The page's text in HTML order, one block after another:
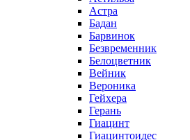
Астра
Бадан
Барвинок
Безвременник
Белоцветник
Вейник
Вероника
Гейхера
Герань
Гиацинт
Гиацинтоидес